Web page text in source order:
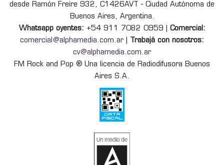
desde Ramón Freire 932, C1426AVT - Ciudad Autónoma de
Buenos Aires, Argentina.
Whatsapp oyentes: +54 911 7082 0959 | Comercial:
comercial@alphamedia.com.ar
Trabajá con nosotros:
cv@alphamedia.com.ar
FM Rock and Pop ® Una licencia de Radiodifusora Buenos
Aires S.A.